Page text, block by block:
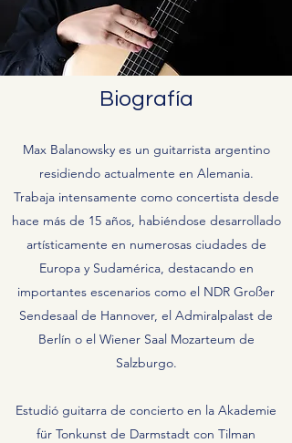
Biografía
Max Balanowsky es un guitarrista argentino
residiendo actualmente en Alemania.
Trabaja intensamente como concertista desde
hace más de 15 años, habiéndose desarrollado
artísticamente en numerosas ciudades de
Europa y Sudamérica, destacando en
importantes escenarios como el NDR Großer
Sendesaal de Hannover, el Admiralpalast de
Berlín o el Wiener Saal Mozarteum de
Salzburgo.
Estudió guitarra de concierto en la Akademie
für Tonkunst de Darmstadt con Tilman